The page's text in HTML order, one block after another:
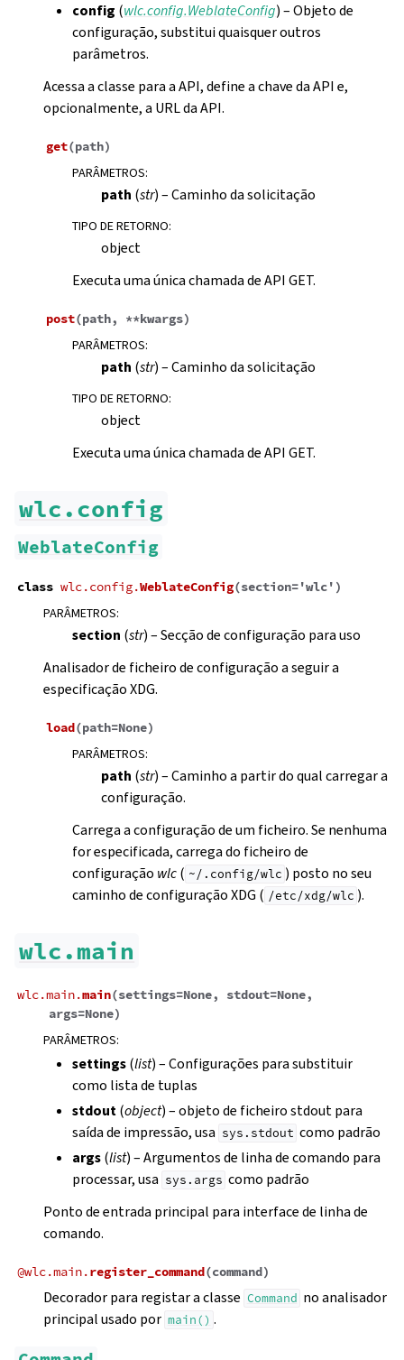
config (wlc.config.WeblateConfig) – Objeto de
configuração, substitui quaisquer outros
parâmetros.
Acessa a classe para a API, define a chave da API e,
opcionalmente, a URL da API.
get(path)
PARÂMETROS:
path (str) – Caminho da solicitação
TIPO DE RETORNO:
object
Executa uma única chamada de API GET.
post(path, **kwargs)
PARÂMETROS:
path (str) – Caminho da solicitação
TIPO DE RETORNO:
object
Executa uma única chamada de API GET.
wlc.config
WeblateConfig
class wlc.config.WeblateConfig(section='wlc' )
PARÂMETROS:
section (str) – Secção de configuração para uso
Analisador de ficheiro de configuração a seguir a
especificação XDG.
load(path=None)
PARÂMETROS:
path (str) – Caminho a partir do qual carregar a
configuração.
Carrega a configuração de um ficheiro. Se nenhuma
for especificada, carrega do ficheiro de
configuração wlc( ~/.config/wlc ) posto no seu
caminho de configuração XDG ( /etc/xdg/wlc ).
wlc.main
wlc.main.main(settings=None, stdout=None,
args=None)
PARÂMETROS:
settings(list) – Configurações para substituir
como lista de tuplas
stdout(object) – objeto de ficheiro stdout para
saída de impressão, usa sys.stdout como padrão
args(list) – Argumentos de linha de comando para
processar, usa sys.args como padrão
Ponto de entrada principal para interface de linha de
comando.
@wlc.main.register_command(command)
Decorador para registar a classe Command no analisador
principal usado por main() .